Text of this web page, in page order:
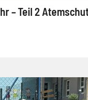
– Teil 2